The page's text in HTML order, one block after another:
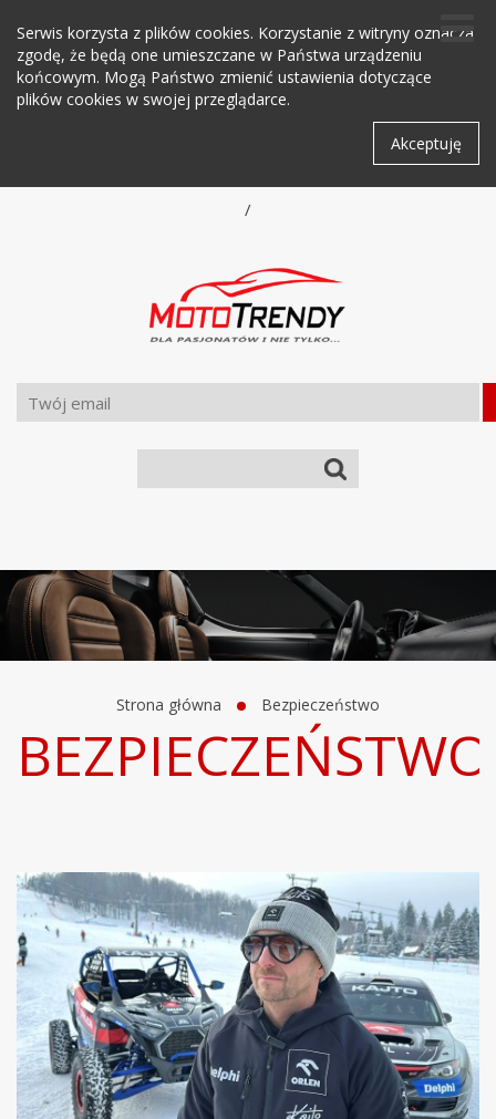
Serwis korzysta z plików cookies. Korzystanie z witryny oznacza
zgodę, że będą one umieszczane w Państwa urządzeniu
końcowym. Mogą Państwo zmienić ustawienia dotyczące
plików cookies w swojej przeglądarce.
Akceptuję
/
Strona główna Bezpieczeństwo
BEZPIECZEŃSTWO